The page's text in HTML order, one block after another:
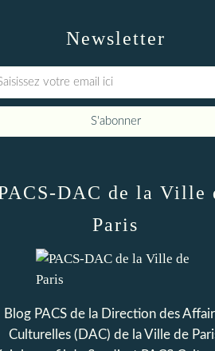
Newsletter
DAC de la Ville
Paris
Blog PACS de la Direction des
Culturelles (DAC) de la Ville de